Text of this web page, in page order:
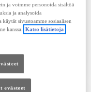
ja voimme personoida sisältöä
ja analysoida
sivustoamme sosiaalisen
kanssa. Katso lisätietoja
evästeet